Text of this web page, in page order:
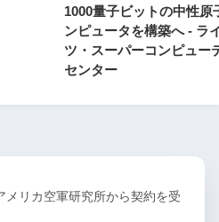
1000量子ビットの中性原
ンピュータを構築へ - ラ
ツ・スーパーコンピュー
センター
メリカ空軍研究所から契約を受